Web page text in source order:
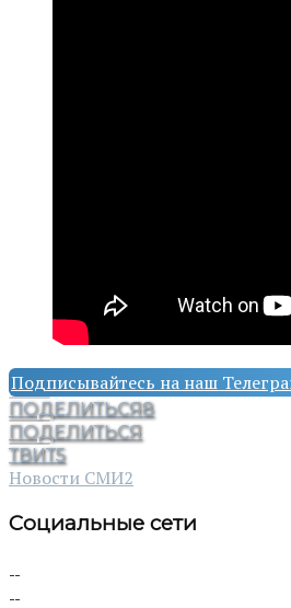
Подписывайтесь на наш
ПОДЕЛИТЬСЯ8
ПОДЕЛИТЬСЯ
ТВИТ5
Новости СМИ2
Социальные сети